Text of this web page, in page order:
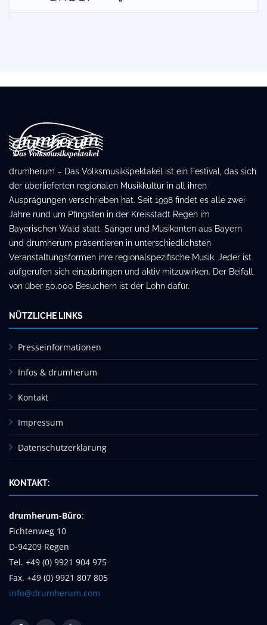
drumherum – Das Volksmusikspektakel ist ein Festival, das sich
der überlieferten regionalen Musikkultur in all ihren
Ausprägungen verschrieben hat. Seit 1998 findet es alle zwei
Jahre rund um Pfingsten in der Kreisstadt Regen im
Bayerischen Wald statt. Sänger und Musikanten aus Bayern
und drumherum präsentieren in unterschiedlichsten
Veranstaltungsformen ihre regionalspezifische Musik. Jeder ist
aufgerufen sich einzubringen und aktiv mitzuwirken. Der Beifall
von über 50.000 Besuchern ist der Lohn dafür.
NÜTZLICHE LINKS
Presseinformationen
Infos & drumherum
Kontakt
Impressum
Datenschutzerklärung
KONTAKT:
drumherum-Büro:
Fichtenweg 10
D-94209 Regen
Tel. +49 (0) 9921 904 975
Fax. +49 (0) 9921 807 805
info@drumherum.com